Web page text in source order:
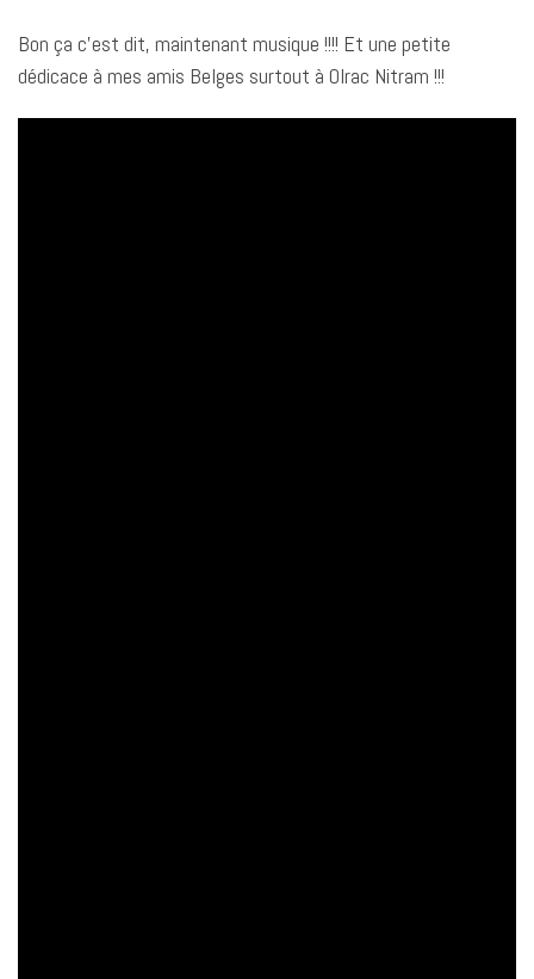
Bon ça c’est dit, maintenant musique !!!! Et une petite
dédicace à mes amis Belges surtout à Olrac Nitram !!!